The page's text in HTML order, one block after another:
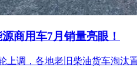
商用车7月销量亮眼！
上调，各地老旧柴油货车淘